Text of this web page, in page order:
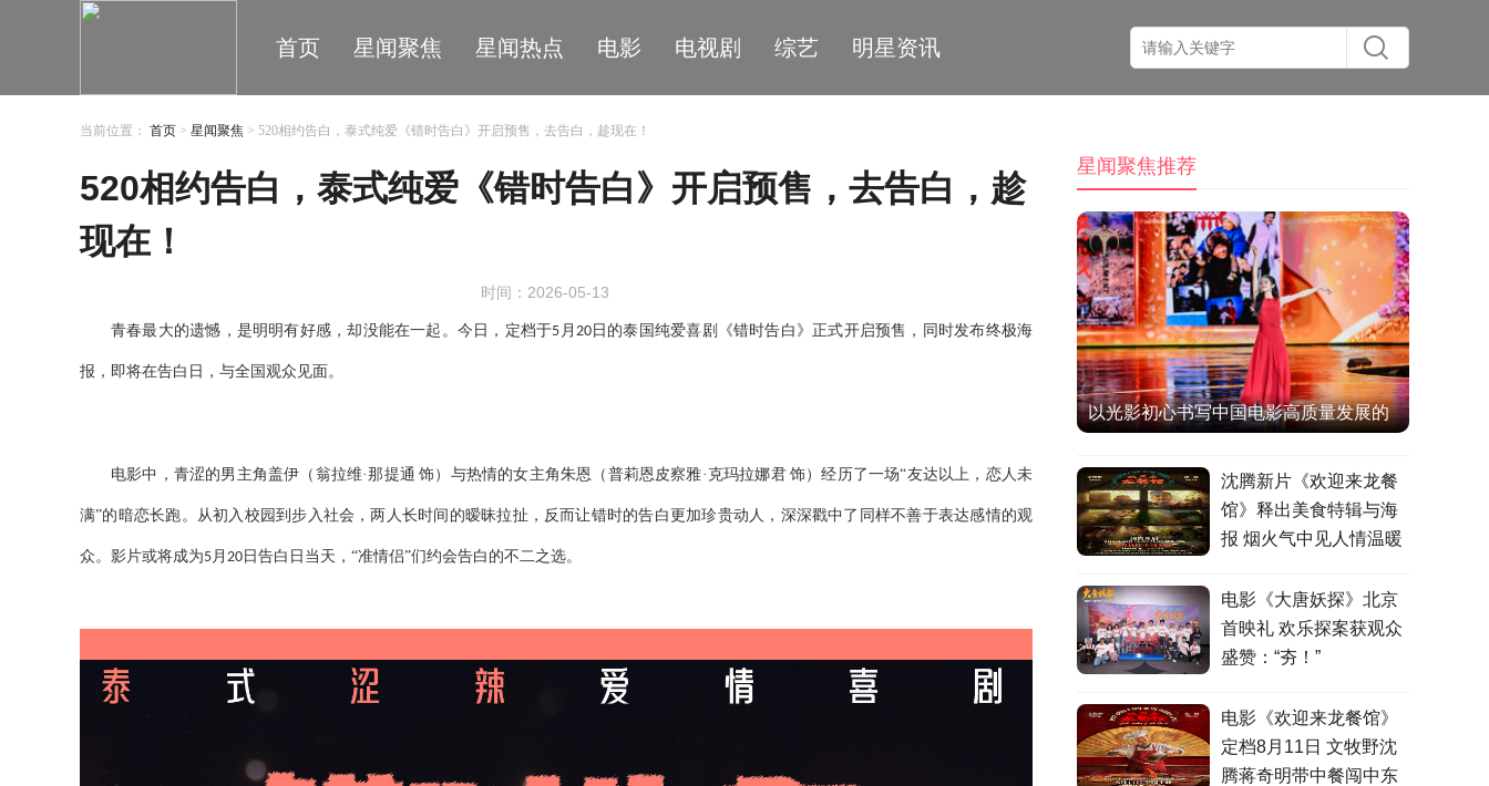
首页 星闻聚焦 星闻热点 电影 电视剧 综艺 明星资讯
当前位置： 首页 > 星闻聚焦 > 520相约告白，泰式纯爱《错时告白》开启预售，去告白，趁现在！
520相约告白，泰式纯爱《错时告白》开启预售，去告白，趁
现在！
时间：2026-05-13
青春最大的遗憾，是明明有好感，却没能在一起。今日，定档于5 月 20日的泰国纯爱喜剧《错时告白》正式开启预售，同时发布终极海
报，即将在告白日，与全国观众见面。
电影中，青涩的男主角盖伊（翁拉维·那提通 饰）与热情的女主角朱恩（普莉恩皮察雅·克玛拉娜君 饰）经历了一场“友达以上，恋人未
满”的暗恋长跑。从初入校园到步入社会，两人长时间的暧昧拉扯，反而让错时的告白更加珍贵动人，深深戳中了同样不善于表达感情的观
众。影片或将成为5月 20 日告白日当天，“准情侣”们约会告白的不二之选。
星闻聚焦推荐
以光影初心书写中国电影高质量发展的
沈腾新片《欢迎来龙餐
馆》释出美食特辑与海
报 烟火气中见人情温暖
电影《大唐妖探》北京
首映礼 欢乐探案获观众
盛赞：“夯！”
电影《欢迎来龙餐馆》
定档8月11日 文牧野沈
腾蒋奇明带中餐闯中东